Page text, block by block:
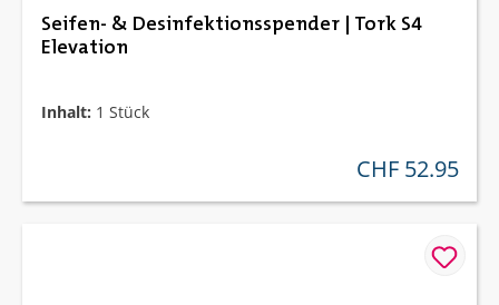
Seifen- & Desinfektionsspender | Tork S4
Elevation
Inhalt: 1 Stück
regulärer preis:
CHF 52.95